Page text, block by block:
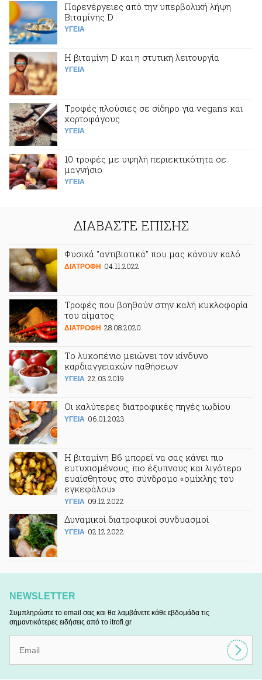
Παρενέργειες από την υπερβολική λήψη
Βιταμίνης D
ΥΓΕΙΑ
Η βιταμίνη D και η στυτική λειτουργία
ΥΓΕΙΑ
Τροφές πλούσιες σε σίδηρο για vegans και
χορτοφάγους
ΥΓΕΙΑ
10 τροφές με υψηλή περιεκτικότητα σε
μαγνήσιο
ΥΓΕΙΑ
ΔΙΑΒΑΣΤΕ ΕΠΙΣΗΣ
Φυσικά "αντιβιοτικά" που μας κάνουν καλό
ΔΙΑΤΡΟΦΗ 04.11.2022
Τροφές που βοηθούν στην καλή κυκλοφορία
του αίματος
ΔΙΑΤΡΟΦΗ 28.08.2020
Το λυκοπένιο μειώνει τον κίνδυνο
καρδιαγγειακών παθήσεων
ΥΓΕΙΑ 22.03.2019
Οι καλύτερες διατροφικές πηγές ιωδίου
ΥΓΕΙΑ 06.01.2023
Η βιταμίνη Β6 μπορεί να σας κάνει πιο
ευτυχισμένους, πιο έξυπνους και λιγότερο
ευαίσθητους στο σύνδρομο «ομίχλης του
εγκεφάλου»
ΥΓΕΙΑ 09.12.2022
Δυναμικοί διατροφικοί συνδυασμοί
ΥΓΕΙΑ 02.12.2022
NEWSLETTER
Συμπληρώστε το email σας και θα λαμβάνετε κάθε εβδομάδα τις
σημαντικότερες ειδήσεις από το itrofi.gr